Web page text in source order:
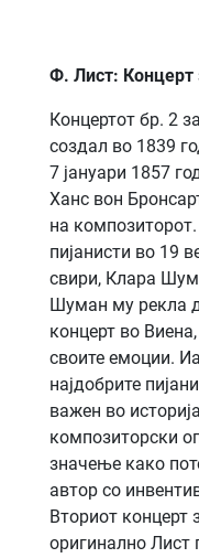
Ф. Лист: Концерт
Концертот бр. 2
создал во 1839
7 јануари 1857
Ханс вон
на
пијанисти во 19
свири, Клара
Шуман му рекла
концерт во
своите емоции.
најдобрите
важен во
композиторски
значење како
автор со
Вториот концерт
оригинално Лист